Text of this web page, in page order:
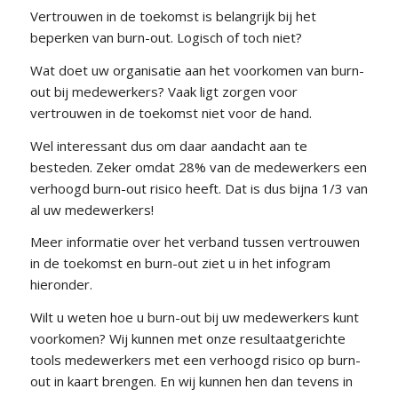
Vertrouwen in de toekomst is belangrijk bij het
beperken van burn-out. Logisch of toch niet?
Wat doet uw organisatie aan het voorkomen van burn-
out bij medewerkers? Vaak ligt zorgen voor
vertrouwen in de toekomst niet voor de hand.
Wel interessant dus om daar aandacht aan te
besteden. Zeker omdat 28% van de medewerkers een
verhoogd burn-out risico heeft. Dat is dus bijna 1/3 van
al uw medewerkers!
Meer informatie over het verband tussen vertrouwen
in de toekomst en burn-out ziet u in het infogram
hieronder.
Wilt u weten hoe u burn-out bij uw medewerkers kunt
voorkomen? Wij kunnen met onze resultaatgerichte
tools medewerkers met een verhoogd risico op burn-
out in kaart brengen. En wij kunnen hen dan tevens in